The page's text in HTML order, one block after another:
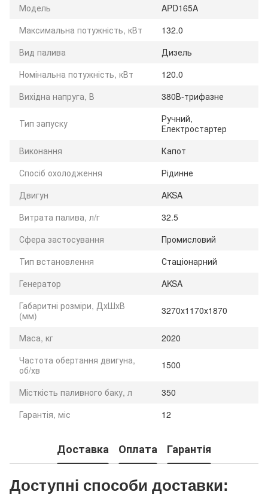
Модель
APD165A
Максимальна потужність, кВт
132.0
Вид палива
Дизель
Номінальна потужність, кВт
120.0
Вихідна напруга, В
380В-трифазне
Тип запуску
Ручний,
Електростартер
Виконання
Капот
Спосіб охолодження
Рідинне
Двигун
AKSA
Витрата палива, л/г
32.5
Сфера застосування
Промисловий
Тип встановлення
Стаціонарний
Генератор
AKSA
Габаритні розміри, ДхШхВ
(мм)
3270x1170x1870
Маса, кг
2020
Частота обертання двигуна,
об/хв
1500
Місткість паливного баку, л
350
Гарантія, міс
12
Доставка Оплата Гарантія
Доступні способи доставки: